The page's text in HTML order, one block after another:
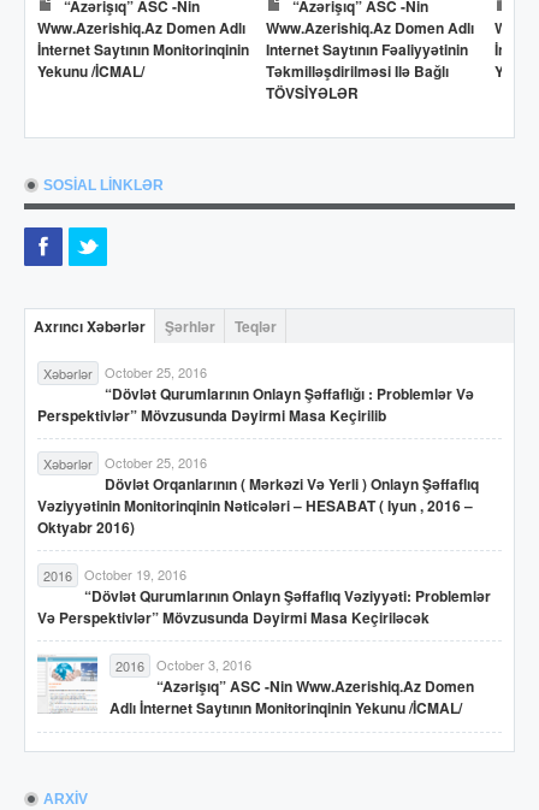
Dövlət Neft Fondunun
Www.oilfund.az Domen Adlı
İnternet Saytının Monitorinqinin
Yekunu /İCMAL/
Dövlət Neft Fondunun
Www.oilfund.az Domen Adlı
Internet Saytının Fəaliyyətinin
Təkmilləşdirilməsi Ilə Bağlı
TÖVSİYƏLƏR
SOSİAL LİNKLƏR
Axrıncı Xəbərlər Şərhlər Teqlər
Xəbərlər October 25, 2016
“Dövlət Qurumlarının Onlayn Şəffaflığı : Problemlər Və
Perspektivlər” Mövzusunda Dəyirmi Masa Keçirilib
Xəbərlər October 25, 2016
Dövlət Orqanlarının ( Mərkəzi Və Yerli ) Onlayn Şəffaflıq
Vəziyyətinin Monitorinqinin Nəticələri – HESABAT ( Iyun , 2016 –
Oktyabr 2016)
2016 October 19, 2016
“Dövlət Qurumlarının Onlayn Şəffaflıq Vəziyyəti: Problemlər
Və Perspektivlər” Mövzusunda Dəyirmi Masa Keçiriləcək
2016 October 3, 2016
“Azərişıq” ASC -nin Www.azerishiq.az Domen
Adlı İnternet Saytının Monitorinqinin Yekunu /İCMAL/
ARXİV